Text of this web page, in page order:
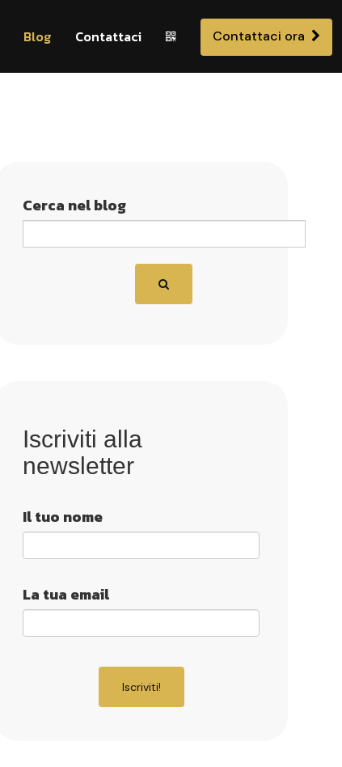
Blog Contattaci Contattaci ora
Cerca nel blog
Iscriviti alla
newsletter
Il tuo nome
La tua email
Iscriviti!